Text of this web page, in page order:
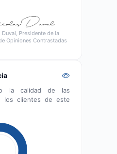
Duval, Presidente de la
Opiniones Contrastadas
la calidad de las
los clientes de este